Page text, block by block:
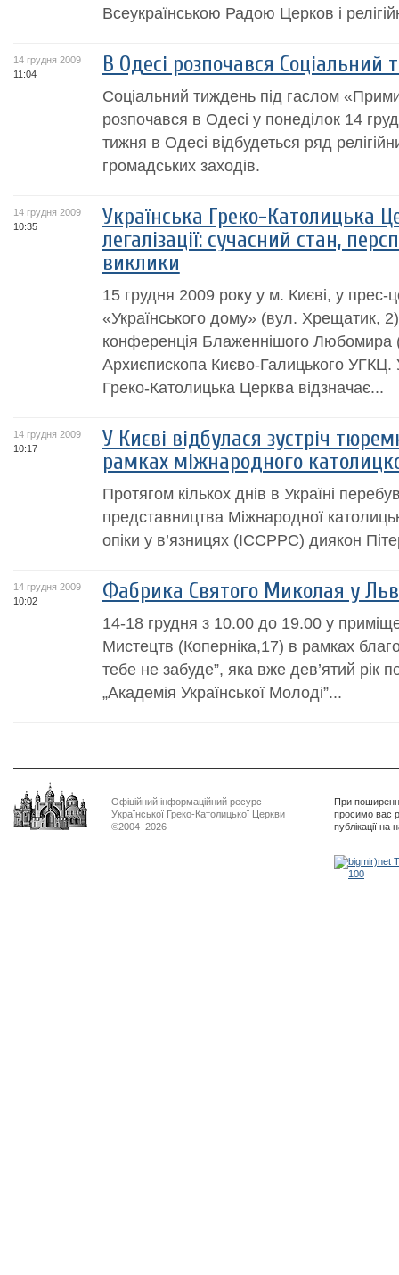
Всеукраїнською Радою Церков і
14 грудня 2009
11:04
В Одесі розпочався Соціальний
Соціальний тиждень під гаслом
розпочався в Одесі у понеділок 14
тижня в Одесі відбудеться ряд
громадських заходів.
14 грудня 2009
10:35
Українська Греко-Католицька
легалізації: сучасний стан,
виклики
15 грудня 2009 року у м. Києві, у прес-
«Українського дому» (вул. Хрещатик,
конференція Блаженнішого Любомира
Архиєпископа Києво-Галицького УГКЦ.
Греко-Католицька Церква відзначає...
14 грудня 2009
10:17
У Києві відбулася зустріч
рамках міжнародного
Протягом кількох днів в Україні
представництва Міжнародної
опіки у в’язницях (ICCPPC) диякон
14 грудня 2009
10:02
Фабрика Святого Миколая у
14-18 грудня з 10.00 до 19.00 у
Мистецтв (Коперніка,17) в рамках
тебе не забуде”, яка вже дев’ятий рік
„Академія Української Молоді”...
Офіційний інформаційний ресурс
Української Греко-Католицької Церкви
©2004–2026
При
просимо вас
публікації на